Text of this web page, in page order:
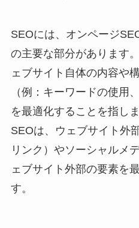
SEOには、オンページ
の主要な部分があります
ェブサイト自体の内容や
（例：キーワードの使用
を最適化することを指し
SEOは、ウェブサイト外
リンク）やソーシャルメ
ェブサイト外部の要素を
す。